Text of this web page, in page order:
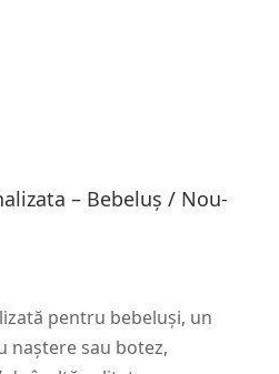
– Bebeluș / Nou-
pentru bebeluși, un
naștere sau botez,